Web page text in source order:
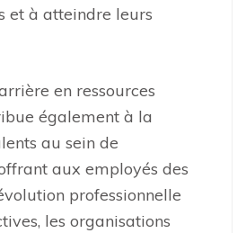
et à atteindre leurs
en ressources
également à la
au sein de
aux employés des
professionnelle
les organisations